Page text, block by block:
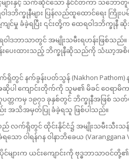
များနှင့် သက်ဆိုင်သော နိုင်ငံတကာ သဘောတူစ
ဝါဒဘိက္ခုနီများ ပြန်လည်ထူထောင်ရေး ကြို
င်မှု ခံခဲ့ရပြီး ၎င်းတို့က ထေရဝါဒဘိက္ခုနီ ဆို
ဒဘာသာတွင် အမျိုးသမီးရဟန်းဖြစ်သည်
ဌာန်းပေးထားသည့် ဘိက္ခုနီဆိုသည်ကို သံဃာ့
ရှိတွင် နက်ခွန်းပတ်သွန် (Nakhon
ကျောင်းတိုက်ကို သူမ၏ မိခင် ဝေရာမိကာဘီ
ပတ္တကမှ ၁၉၇၁ ခုနှစ်တွင် ဘိက္ခုနီအဖြစ်
ည်း အသိအမှတ်ပြု ခံခဲ့ရသူ ဖြစ်ပါသည်။
လက်ရှိတွင် ထိုင်းနိုင်ငံ၌ အမျိုးသမီးသီးသန့်
ာ ဝါရန်ဂန ဝါနာဘိခေယ (Varanggana
များက ယင်းကျောင်းကို ဗုဒ္ဓဘာသာဝ